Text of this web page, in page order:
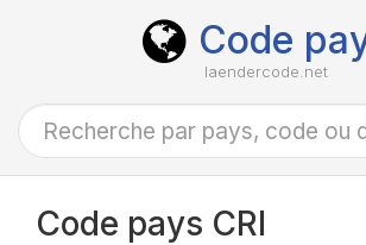
Code
laendercode.net
Code pays CRI